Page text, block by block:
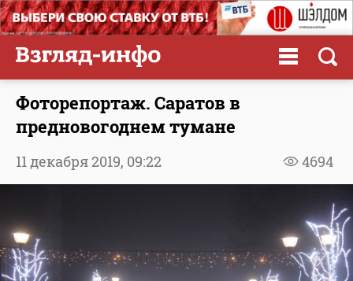
Фоторепортаж. Саратов в
предновогоднем тумане
4694
11 декабря 2019, 09:22